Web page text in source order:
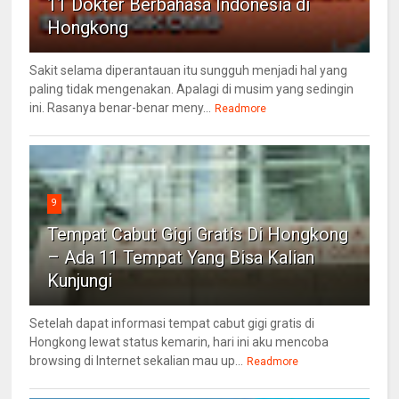
11 Dokter Berbahasa Indonesia di
Hongkong
Sakit selama diperantauan itu sungguh menjadi hal yang
paling tidak mengenakan. Apalagi di musim yang sedingin
ini. Rasanya benar-benar meny... Readmore
9
Tempat Cabut Gigi Gratis Di Hongkong
– Ada 11 Tempat Yang Bisa Kalian
Kunjungi
Setelah dapat informasi tempat cabut gigi gratis di
Hongkong lewat status kemarin, hari ini aku mencoba
browsing di Internet sekalian mau up... Readmore